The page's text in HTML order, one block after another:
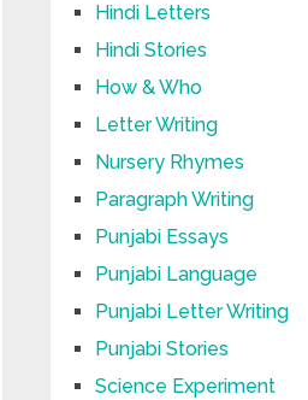
Hindi Letters
Hindi Stories
How & Who
Letter Writing
Nursery Rhymes
Paragraph Writing
Punjabi Essays
Punjabi Language
Punjabi Letter Writing
Punjabi Stories
Science Experiment